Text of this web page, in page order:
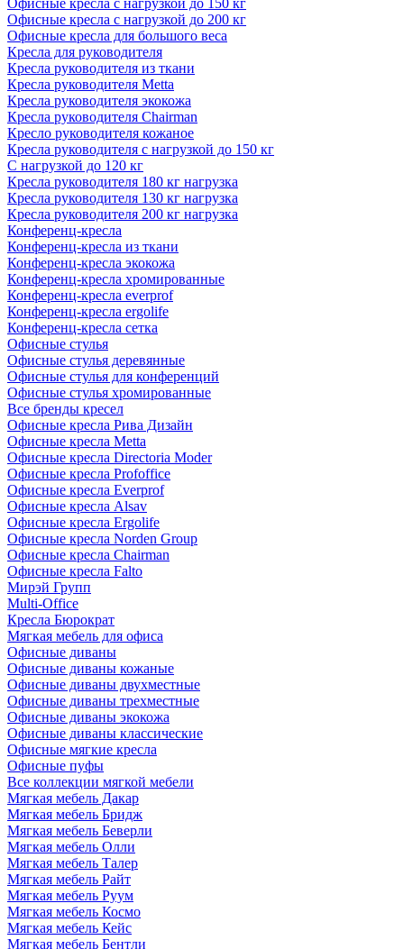
Офисные кресла с нагрузкой до 150 кг
Офисные кресла с нагрузкой до 200 кг
Офисные кресла для большого веса
Кресла для руководителя
Кресла руководителя из ткани
Кресла руководителя Metta
Кресла руководителя экокожа
Кресла руководителя Chairman
Кресло руководителя кожаное
Кресла руководителя с нагрузкой до 150 кг
С нагрузкой до 120 кг
Кресла руководителя 180 кг нагрузка
Кресла руководителя 130 кг нагрузка
Кресла руководителя 200 кг нагрузка
Конференц-кресла
Конференц-кресла из ткани
Конференц-кресла экокожа
Конференц-кресла хромированные
Конференц-кресла everprof
Конференц-кресла ergolife
Конференц-кресла сетка
Офисные стулья
Офисные стулья деревянные
Офисные стулья для конференций
Офисные стулья хромированные
Все бренды кресел
Офисные кресла Рива Дизайн
Офисные кресла Metta
Офисные кресла Directoria Moder
Офисные кресла Profoffice
Офисные кресла Everprof
Офисные кресла Alsav
Офисные кресла Ergolife
Офисные кресла Norden Group
Офисные кресла Chairman
Офисные кресла Falto
Мирэй Групп
Multi-Office
Кресла Бюрократ
Мягкая мебель для офиса
Офисные диваны
Офисные диваны кожаные
Офисные диваны двухместные
Офисные диваны трехместные
Офисные диваны экокожа
Офисные диваны классические
Офисные мягкие кресла
Офисные пуфы
Все коллекции мягкой мебели
Мягкая мебель Дакар
Мягкая мебель Бридж
Мягкая мебель Беверли
Мягкая мебель Олли
Мягкая мебель Талер
Мягкая мебель Райт
Мягкая мебель Руум
Мягкая мебель Космо
Мягкая мебель Кейс
Мягкая мебель Бентли